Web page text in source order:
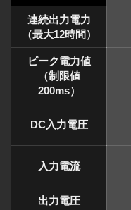
連続出力電力
（最大12時間）
ピーク電力値
（制限値
200ms）
DC入力電圧
入力電流
出力電圧